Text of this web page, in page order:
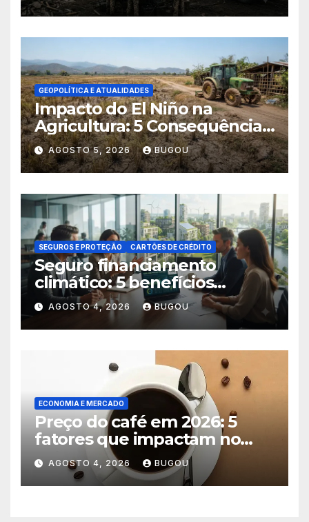
GEOPOLÍTICA E ATUALIDADES
Impacto do El Niño na
Agricultura: 5 Consequências
Críticas
AGOSTO 5, 2026 BUGOU
SEGUROS E PROTEÇÃO CARTÕES DE CRÉDITO
Seguro financiamento
climático: 5 benefícios
essenciais
AGOSTO 4, 2026 BUGOU
ECONOMIA E MERCADO
Preço do café em 2026: 5
fatores que impactam no
consumo
AGOSTO 4, 2026 BUGOU